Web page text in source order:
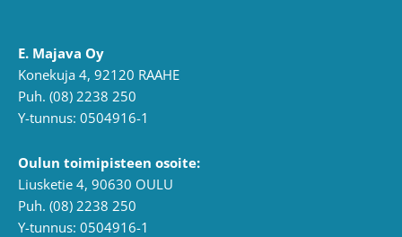
E. Majava Oy
Konekuja 4, 92120 RAAHE
Puh. (08) 2238 250
Y-tunnus: 0504916-1
Oulun toimipisteen osoite:
Liusketie 4, 90630 OULU
Puh. (08) 2238 250
Y-tunnus: 0504916-1